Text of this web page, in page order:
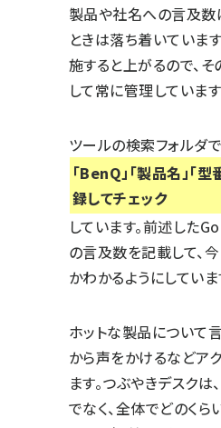
製品や社名への言及数
ときは落ち着いていま
施すると上がるので、
して常に管理しています
ツールの検索フォルダで
「BenQ」「製品名」「
録してチェック
しています。前述した
の言及数を記載して、
かわかるようにしていま
ホットな製品について
から声をかけるなどア
ます。つぶやきデスク
でなく、全体でどのく